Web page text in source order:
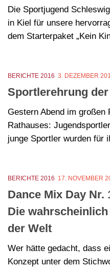
Die Sportjugend
in Kiel für unsere
dem Starterpaket „Kein
BERICHTE 2016 3. DEZEMBER
Sportlerehrung
Gestern Abend im großen
Rathauses:
junge Sportler wurden für
BERICHTE 2016 17. NOVEMBER
Dance Mix Day Nr.
Die
der Welt
Wer hätte gedacht, dass
Konzept unter dem